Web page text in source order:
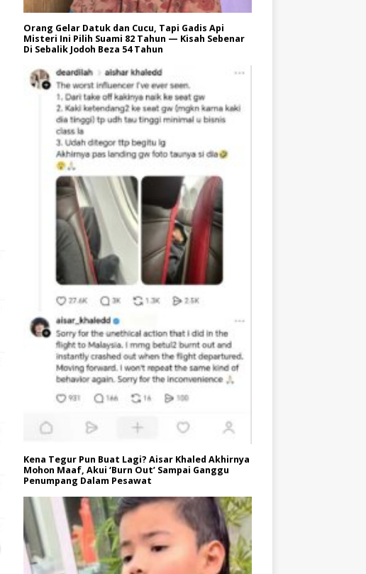
Orang Gelar Datuk dan Cucu, Tapi Gadis Api
Misteri Ini Pilih Suami 82 Tahun — Kisah Sebenar
Di Sebalik Jodoh Beza 54 Tahun
Kena Tegur Pun Buat Lagi? Aisar Khaled Akhirnya
Mohon Maaf, Akui ‘Burn Out’ Sampai Ganggu
Penumpang Dalam Pesawat